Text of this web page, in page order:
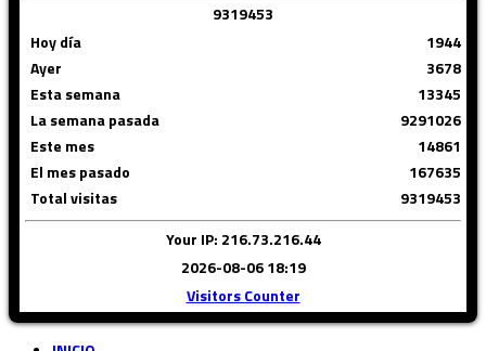
9319453
Hoy día
Ayer
Esta semana
La semana pasada
Este mes
El mes pasado
Total visitas
1944
3678
13345
9291026
14861
167635
9319453
Your IP: 216.73.216.44
2026-08-06 18:19
Visitors Counter